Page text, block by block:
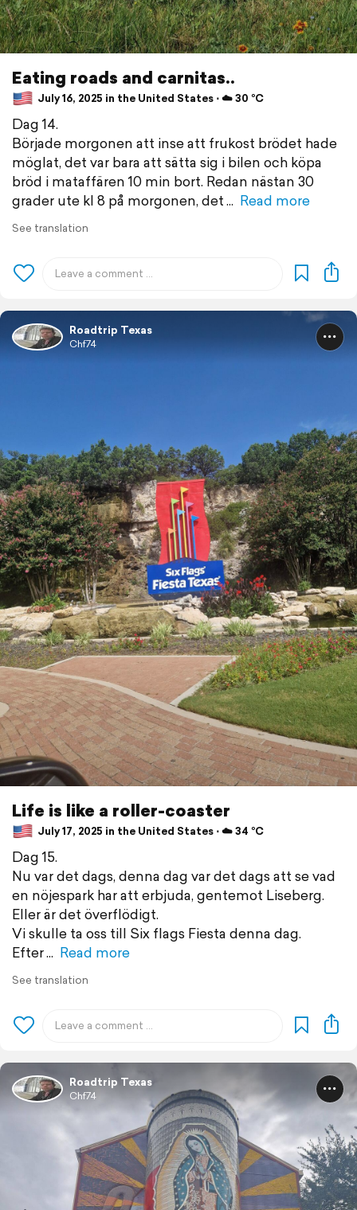
Eating roads and carnitas..
July 16, 2025 in the United States ⋅ ☁️ 30 °C
Dag 14.
Började morgonen att inse att frukost brödet hade
möglat, det var bara att sätta sig i bilen och köpa
bröd i mataffären 10 min bort. Redan nästan 30
grader ute kl 8 på morgonen, det
Read more
See translation
Roadtrip Texas
Chf74
Life is like a roller-coaster
July 17, 2025 in the United States ⋅ ☁️ 34 °C
Dag 15.
Nu var det dags, denna dag var det dags att se vad
en nöjespark har att erbjuda, gentemot Liseberg.
Eller är det överflödigt.
Vi skulle ta oss till Six flags Fiesta denna dag.
Efter
Read more
See translation
Roadtrip Texas
Chf74